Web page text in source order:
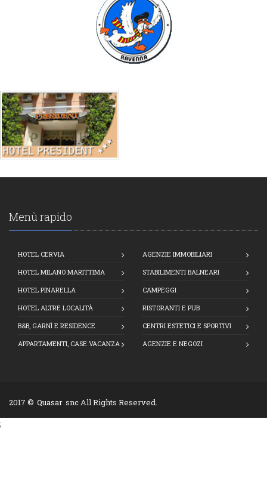
Menù rapido
HOTEL CERVIA
HOTEL MILANO MARITTIMA
HOTEL PINARELLA
HOTEL ALTRE LOCALITÀ
B&B, GARNÌ E RESIDENCE
APPARTAMENTI, CASE VACANZA
AGENZIE IMMOBILIARI
STABILIMENTI BALNEARI
CAMPEGGI
RISTORANTI E PUB
CENTRI ESTETICI E SPORTIVI
AGENZIE E NEGOZI
2017 © Quasar snc All Rights Reserved.
;